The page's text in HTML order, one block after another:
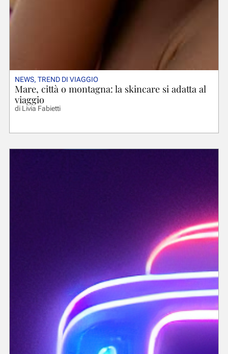
NEWS, TREND DI VIAGGIO
Mare, città o montagna: la skincare si adatta al
viaggio
diLivia Fabietti